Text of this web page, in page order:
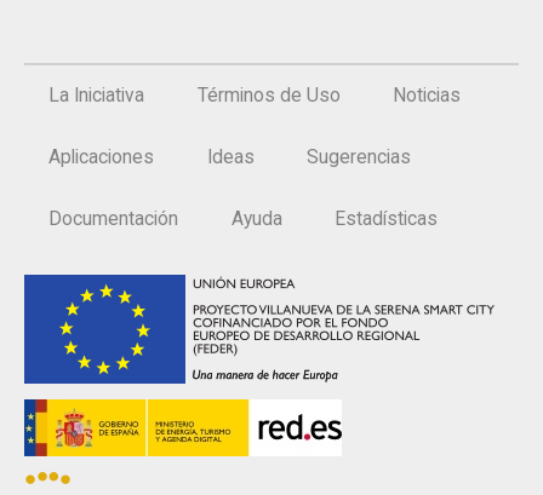
La Iniciativa Términos de Uso Noticias
Aplicaciones Ideas Sugerencias
Documentación Ayuda Estadísticas